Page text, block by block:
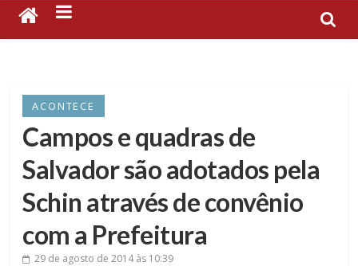
ACONTECE
Campos e quadras de
Salvador são adotados pela
Schin através de convênio
com a Prefeitura
29 de agosto de 2014às 10:39